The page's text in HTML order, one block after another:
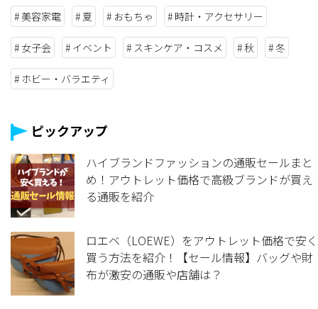
ピックアップ
ハイブランドファッションの通販セールまと
め！アウトレット価格で高級ブランドが買え
る通販を紹介
ロエベ（LOEWE）をアウトレット価格で安く
買う方法を紹介！【セール情報】バッグや財
布が激安の通販や店舗は？
美容家電 夏 おもちゃ 時計・アクセサリー
女子会 イベント スキンケア・コスメ 秋 冬
ホビー・バラエティ